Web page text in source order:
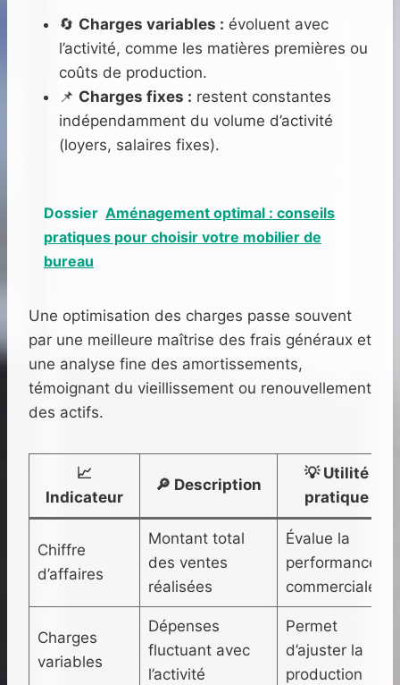
🔄 Charges variables : évoluent avec
l’activité, comme les matières premières ou
coûts de production.
📌 Charges fixes : restent constantes
indépendamment du volume d’activité
(loyers, salaires fixes).
Dossier Aménagement optimal : conseils
pratiques pour choisir votre mobilier de
bureau
Une optimisation des charges passe souvent
par une meilleure maîtrise des frais généraux et
une analyse fine des amortissements,
témoignant du vieillissement ou renouvellement
des actifs.
📈
Indicateur
🔎 Description
💡 Utilité
pratique
Chiffre
d’affaires
Montant total
des ventes
réalisées
Évalue la
performance
commerciale
Charges
variables
Dépenses
fluctuant avec
l’activité
Permet
d’ajuster la
production